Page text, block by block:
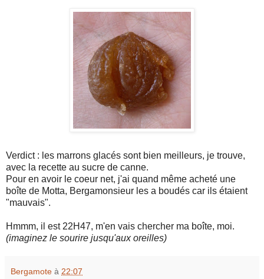
Verdict : les marrons glacés sont bien meilleurs, je trouve,
avec la recette au sucre de canne.
Pour en avoir le coeur net, j'ai quand même acheté une
boîte de Motta, Bergamonsieur les a boudés car ils étaient
"mauvais".
Hmmm, il est 22H47, m'en vais chercher ma boîte, moi.
(imaginez le sourire jusqu'aux oreilles)
Bergamote à 22:07